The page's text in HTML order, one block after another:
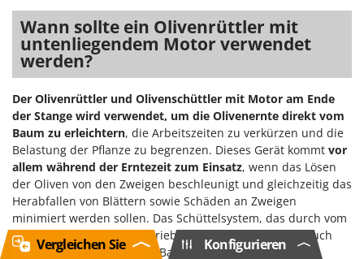
Wann sollte ein Olivenrüttler mit
untenliegendem Motor verwendet
werden?
Der Olivenrüttler und Olivenschüttler mit Motor am Ende
der Stange wird verwendet, um die Olivenernte direkt vom
Baum zu erleichtern, die Arbeitszeiten zu verkürzen und die
Belastung der Pflanze zu begrenzen. Dieses Gerät kommt vor
allem während der Erntezeit zum Einsatz, wenn das Lösen
der Oliven von den Zweigen beschleunigt und gleichzeitig das
Herabfallen von Blättern sowie Schäden an Zweigen
minimiert werden sollen. Das Schüttelsystem, das durch vom
Motor bewegte Zinken betrieben wird, ermöglicht es, auch
die höchsten Bereiche der Baumkrone ohne Leitern zu
Konfigurieren
Vergleichen Sie